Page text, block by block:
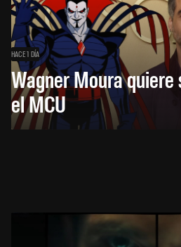
HACE 1 DÍA
Wagner Moura
el MCU